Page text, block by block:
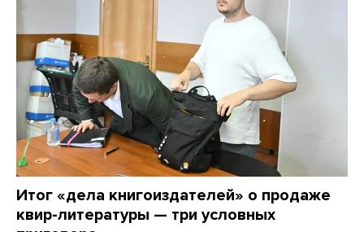
Итог «дела книгоиздателей» о продаже
квир-литературы — три условных